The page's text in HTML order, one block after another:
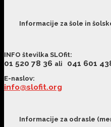
Informacije za šole in
INFO številka SLOfit:
01 520 78 36 ali 041 601
E-naslov:
info@slofit.org
Informacije za odrasle